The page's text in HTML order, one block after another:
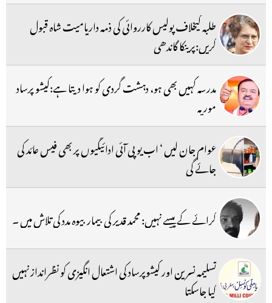
طلبہ کیخلاف پولیس کارروائی کی ذمہ داریامیت شاہ قبول
کریں:پرینکا گاندھی
مدرسہ کہیں بھی ہو، دہشت گردی کو ہوا دیتا ہے:کیشو پرساد
موریہ
عوام جان لیں ‘ اب یو پی آئی ادائیگیوں پر بھی فیس عائد کی
جائے گی
کرائے کے پیسے نہیں: محمد قدیر کی بیمار بیوہ مدد کی تلاش میں ۔
تسلیمہ نسرین اور کیشوپرساد کی اشتعال انگیزی کو نظرانداز نہیں
کیا جاسکتا